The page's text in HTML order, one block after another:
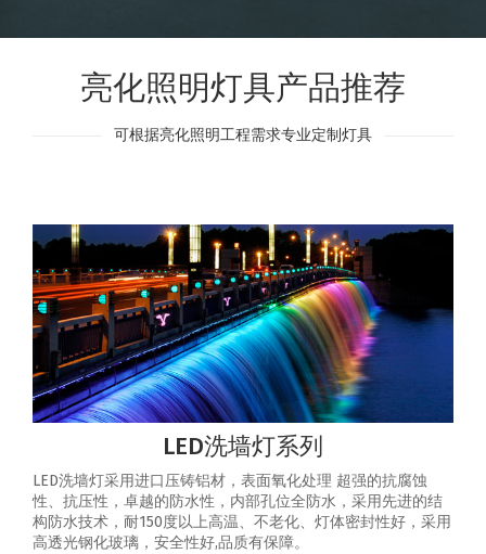
亮化照明灯具产品推荐
可根据亮化照明工程需求专业定制灯具
LED洗墙灯系列
LED洗墙灯采用进口压铸铝材，表面氧化处理 超强的抗腐蚀
性、抗压性，卓越的防水性，内部孔位全防水，采用先进的结
构防水技术，耐150度以上高温、不老化、灯体密封性好，采用
高透光钢化玻璃，安全性好,品质有保障。